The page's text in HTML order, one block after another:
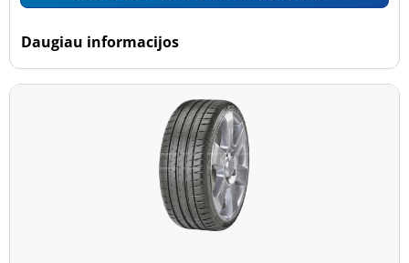
Daugiau informacijos